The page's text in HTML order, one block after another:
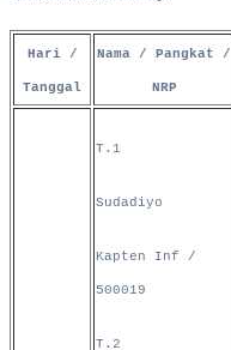
Hari /
Tanggal
Nama / Pangkat /
NRP
T.1
Sudadiyo
Kapten Inf /
500019
T.2